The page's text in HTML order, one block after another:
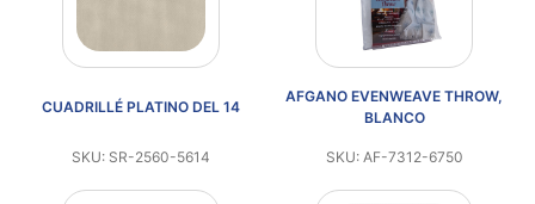
CUADRILLÉ PLATINO DEL 14
SKU: SR-2560-5614
AFGANO EVENWEAVE THROW,
BLANCO
SKU: AF-7312-6750